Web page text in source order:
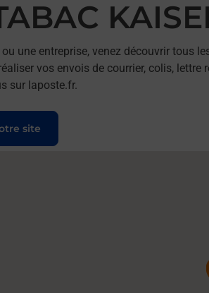
une entreprise, venez découvrir tous
vos envois de courrier, colis, lettre
sur laposte.fr.
site